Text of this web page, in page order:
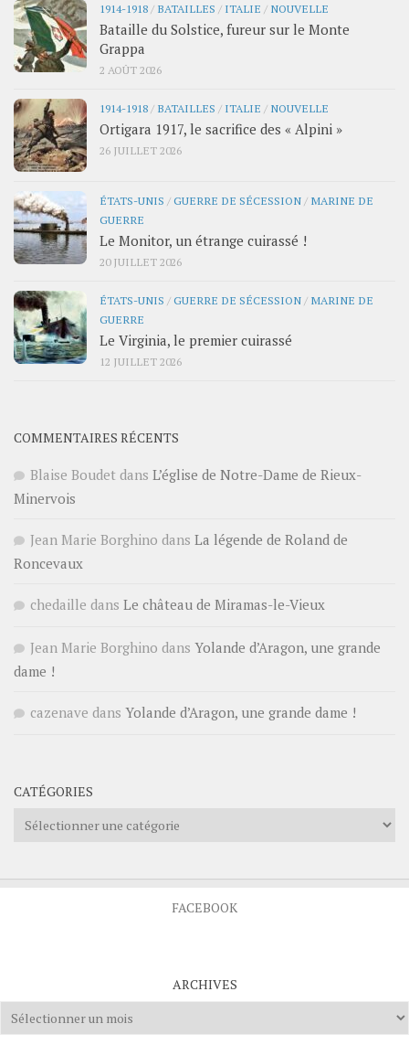
1914-1918/ BATAILLES / ITALIE / NOUVELLE
Bataille du Solstice, fureur sur le Monte
Grappa
2 AOÛT 2026
1914-1918/ BATAILLES / ITALIE / NOUVELLE
Ortigara 1917, le sacrifice des « Alpini »
26 JUILLET 2026
ÉTATS-UNIS /GUERRE DE SÉCESSION/ MARINE DE
GUERRE
Le Monitor, un étrange cuirassé !
20 JUILLET 2026
ÉTATS-UNIS /GUERRE DE SÉCESSION/ MARINE DE
GUERRE
Le Virginia, le premier cuirassé
12 JUILLET 2026
COMMENTAIRES RÉCENTS
Blaise Boudet dans L’église de Notre-Dame de Rieux-
Minervois
Jean Marie Borghino dans La légende de Roland de
Roncevaux
chedaille dans Le château de Miramas-le-Vieux
Jean Marie Borghino dans Yolande d’Aragon, une grande
dame !
cazenave dans Yolande d’Aragon, une grande dame !
CATÉGORIES
Catégories
FACEBOOK
ARCHIVES
Archives